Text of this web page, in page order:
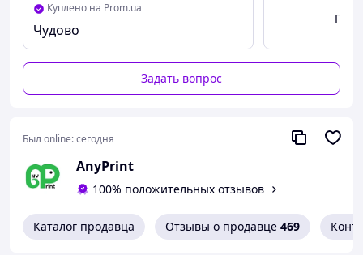
Куплено на Prom.ua
Чудово
Задать вопрос
Был online:сегодня
AnyPrint
100% положительных отзывов
Каталог продавца Отзывы о продавце 469